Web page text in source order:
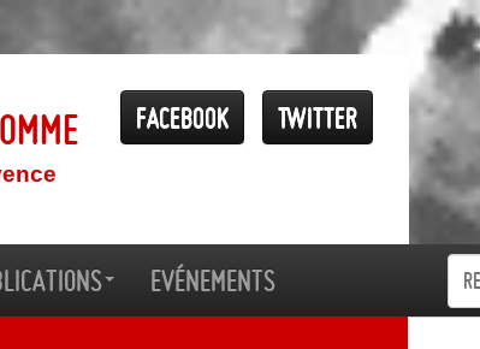
Twitter
Facebook
Evénements